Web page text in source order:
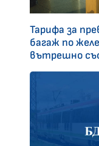
Тарифа за
багаж по
вътрешно